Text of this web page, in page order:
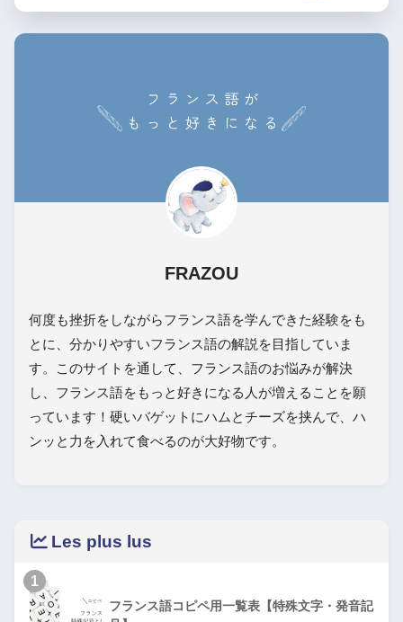
FRAZOU
何度も挫折をしながらフランス語を学んできた経験をも
とに、分かりやすいフランス語の解説を目指していま
す。このサイトを通して、フランス語のお悩みが解決
し、フランス語をもっと好きになる人が増えることを願
っています！硬いバゲットにハムとチーズを挟んで、ハ
ンッと力を入れて食べるのが大好物です。
Les plus lus
1
フランス語コピペ用一覧表【特殊文字・発音記